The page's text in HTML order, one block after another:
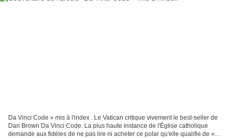
Da Vinci Code » mis à l'index . Le Vatican critique vivement le best-seller de
Dan Brown Da Vinci Code. La plus haute instance de l'Église catholique
demande aux fidèles de ne pas lire ni acheter ce polar qu'elle qualifie de «